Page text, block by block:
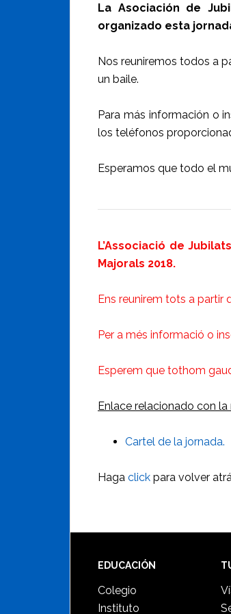
La Asociación de
organizado esta
Nos reuniremos todos a
un baile.
Para más información o
los teléfonos
Esperamos que todo el
L’Associació de
Majorals 2018.
Ens reunirem tots a partir
Per a més informació o
Esperem que tothom
Enlace relacionado con la
Cartel de la jornada.
Haga click para volver
Footer
EDUCACIÓN
Colegio
Instituto